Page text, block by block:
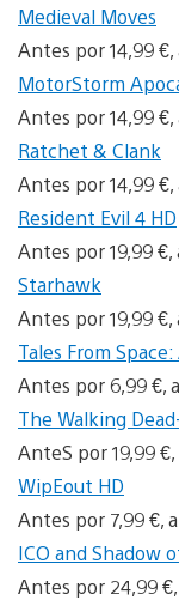
Medieval Moves
Antes por 14,99 €,
MotorStorm
Antes por 14,99 €,
Ratchet & Clank
Antes por 14,99 €,
Resident Evil 4 HD
Antes por 19,99 €,
Starhawk
Antes por 19,99 €,
Tales From
Antes por 6,99 €,
The Walking
AnteS por 19,99
WipEout HD
Antes por 7,99 €,
ICO and Shadow
Antes por 24,99